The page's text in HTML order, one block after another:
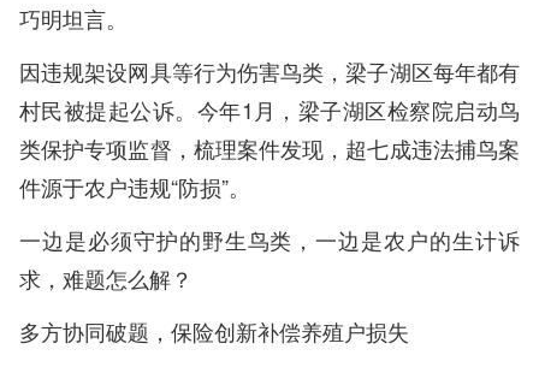
巧明坦言。
因违规架设网具等行为伤害鸟类，梁子湖区每年都有
村民被提起公诉。今年1月，梁子湖区检察院启动鸟
类保护专项监督，梳理案件发现，超七成违法捕鸟案
件源于农户违规“防损”。
一边是必须守护的野生鸟类，一边是农户的生计诉
求，难题怎么解？
多方协同破题，保险创新补偿养殖户损失